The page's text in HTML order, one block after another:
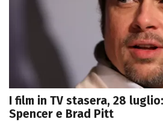
I film in TV stasera, 28
Spencer e Brad Pitt